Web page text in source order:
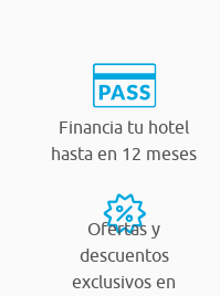
Financia tu hotel
hasta en 12 meses
Ofertas y
descuentos
exclusivos en